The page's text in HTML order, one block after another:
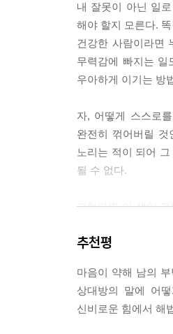
서는 안 된다거나
미국 대통령을 지낸
하게 된 그는 “전
이미지를 굳히는 역
문제를 일으키는 단
의미일 뿐 부정적인
하지만 우리 보통 사
상대방은 무엇인가
문제 해결이 자기
는 모든 제언은 우
니다.” (본문 104,
내 잘못이 아닌 일
해야 할지 모른다.
건강한 사람이라면
무력감에 빠지는
우아하게 이기는 방
자, 어떻게 스스로
완전히 꺾어버릴
노리는 적이 되어
될 수 없다.
그렇다면 이 책이
울컥하는 마음에 순
빠지고 만다. 반면
끌어올린다. 오르막
이상적으로는 평화
추천평
마음이 약해 남의
상대방의 말에 어
신비로운 힘에서 해